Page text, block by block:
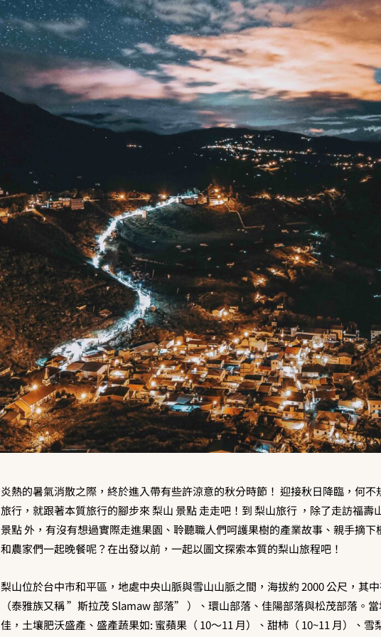
炎熱的暑氣消散之際，終於進入帶有些許涼意的秋分時節！ 迎接秋日降臨，何不
旅行，就跟著本質旅行的腳步來 梨山 景點 走走吧！ 到 梨山旅行 ，除了走訪福壽
景點 外，有沒有想過實際走進果園、聆聽職人們呵護果樹的產業故事、親手摘
和農家們一起晚餐呢？在出發以前，一起以圖文探索本質的梨山旅程吧！
梨山位於台中市和平區，地處中央山脈與雪山山脈之間，海拔約 2000 公尺，其
（泰雅族又稱 ”斯拉茂 Slamaw 部落” ）、環山部落、佳陽部落與松茂部落。
佳，土壤肥沃盛產、盛產蔬果如: 蜜蘋果（ 10～11 月）、甜柿（ 10~11 月）、